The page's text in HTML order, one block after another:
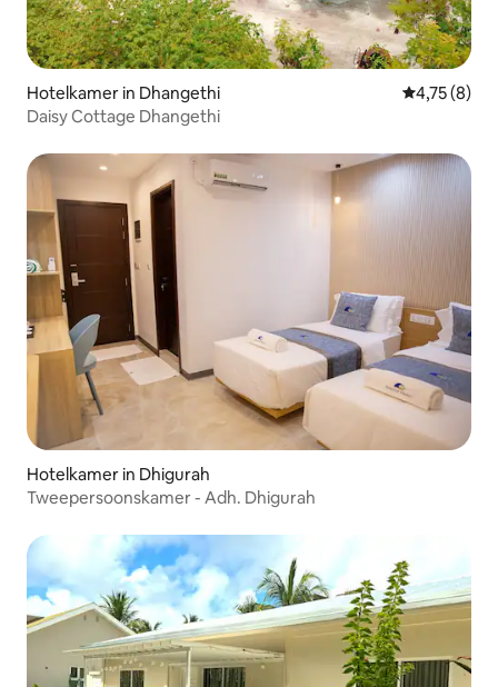
Hotelkamer in Dhangethi
4,75 (8)
Daisy Cottage Dhangethi
Hotelkamer in Dhigurah
Tweepersoonskamer - Adh. Dhigurah